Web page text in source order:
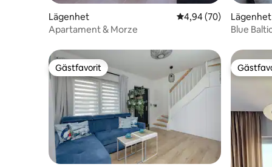
Lägenhet 4,94 av 5 i
4,94 (70)
Apartament & Morze
Lägenhet
Blue
Gästfavorit
Gästfavorit